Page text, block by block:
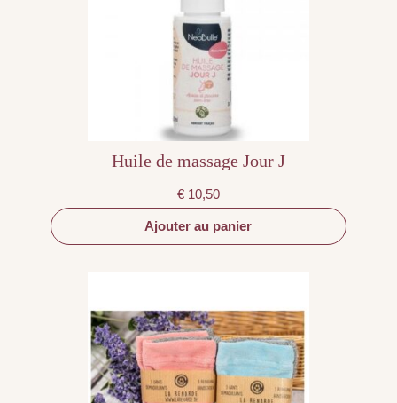
Huile de massage Jour J
€ 10,50
Ajouter au panier
plusieurs
variations.
Les
options
peuvent
être
choisies